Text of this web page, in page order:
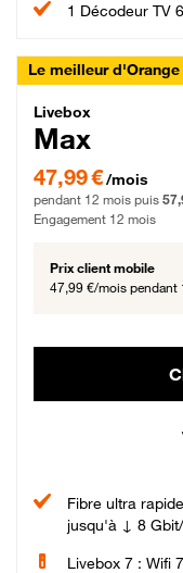
1 Décodeur TV 6
Le meilleur d'Orange
Livebox
Livebox
Max
47,99 € par mois
47,99 €/mois
pendant 12 mois puis
Engagement 12 mois
Prix client mobile
47,99 €/mois pendant
Fibre ultra
jusqu'à ↓ 8
Livebox 7 : Wifi